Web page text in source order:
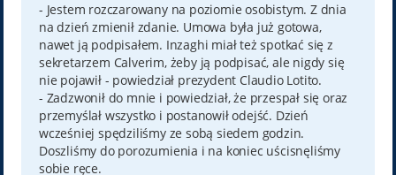
- Jestem rozczarowany na poziomie osobistym. Z dnia
na dzień zmienił zdanie. Umowa była już gotowa,
nawet ją podpisałem. Inzaghi miał też spotkać się z
sekretarzem Calverim, żeby ją podpisać, ale nigdy się
nie pojawił - powiedział prezydent Claudio Lotito.
- Zadzwonił do mnie i powiedział, że przespał się oraz
przemyślał wszystko i postanowił odejść. Dzień
wcześniej spędziliśmy ze sobą siedem godzin.
Doszliśmy do porozumienia i na koniec uścisnęliśmy
sobie ręce.